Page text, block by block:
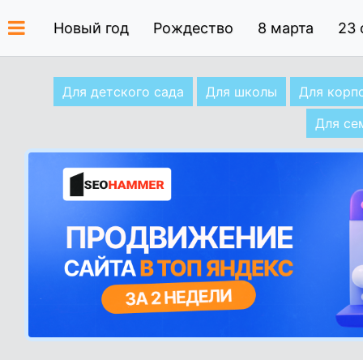
Новый год Рождество 8 марта 23
Для детского сада Для школы
Для
Для